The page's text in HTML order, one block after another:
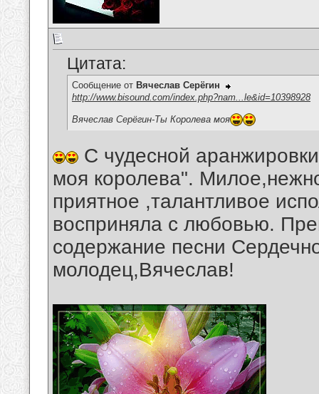
Цитата:
Сообщение от Вячеслав Серёгин
http://www.bisound.com/index.php?nam...le&id=10398928
Вячеслав Серёгин-Ты Королева моя
С чудесной
моя королева".
приятное ,талантливое
восприняла с любовью.
содержание песни
молодец,Вячеслав!